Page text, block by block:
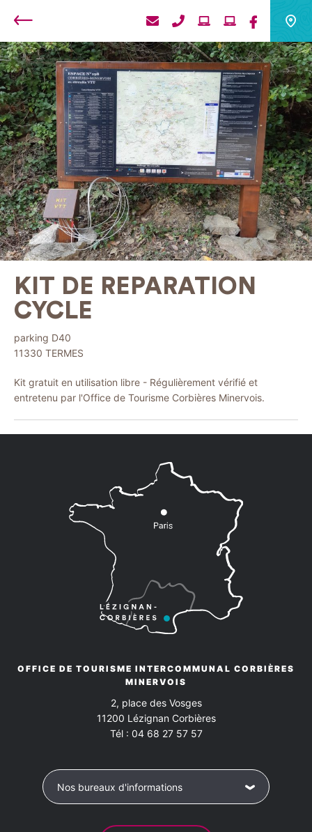
Retour
KIT DE REPARATION
CYCLE
parking D40
11330 TERMES
Kit gratuit en utilisation libre - Régulièrement vérifié et
entretenu par l'Office de Tourisme Corbières Minervois.
OFFICE DE TOURISME INTERCOMMUNAL CORBIÈRES
MINERVOIS
2, place des Vosges
11200 Lézignan Corbières
Tél : 04 68 27 57 57
Nos bureaux d'informations